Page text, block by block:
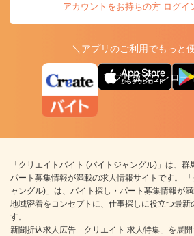
アカウントをお持ちの方 ログイ
＼アプリのご利用でもっと
アプリ版ダウンロー
「クリエイトバイト (バイトジャングル)」は、群
パート募集情報が満載の求人情報サイトです。
ャングル)」は、バイト探し・パート募集情報が
地域密着をコンセプトに、仕事探しに役立つ最新
す。
新聞折込求人広告「クリエイト 求人特集」を展